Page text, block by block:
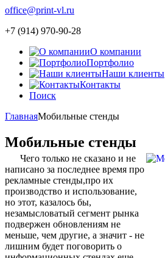
office@print-vl.ru
+7 (914) 970-90-28
О компании
Портфолио
Наши клиенты
Контакты
Поиск
ГлавнаяМобильные стенды
Мобильные стенды
Чего только не сказано и не
написано за последнее время про
рекламные стенды,про их
производство и использование,
но этот, казалось бы,
незамысловатый сегмент рынка
подвержен обновлениям не
меньше, чем другие, а значит - не
лишним будет поговорить о